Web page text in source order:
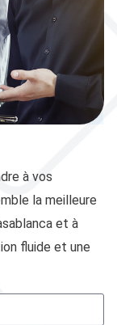
à vos
la meilleure
et à
fluide et une